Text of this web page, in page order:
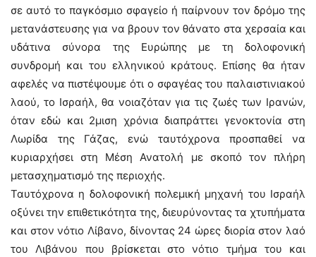
σε αυτό το παγκόσμιο σφαγείο ή παίρνουν τον δρόμο της
μετανάστευσης για να βρουν τον θάνατο στα χερσαία και
υδάτινα σύνορα της Ευρώπης με τη δολοφονική
συνδρομή και του ελληνικού κράτους. Επίσης θα ήταν
αφελές να πιστέψουμε ότι ο σφαγέας του παλαιστινιακού
λαού, το Ισραήλ, θα νοιαζόταν για τις ζωές των Ιρανών,
όταν εδώ και 2μιση χρόνια διαπράττει γενοκτονία στη
Λωρίδα της Γάζας, ενώ ταυτόχρονα προσπαθεί να
κυριαρχήσει στη Μέση Ανατολή με σκοπό τον πλήρη
μετασχηματισμό της περιοχής.
Ταυτόχρονα η δολοφονική πολεμική μηχανή του Ισραήλ
οξύνει την επιθετικότητα της, διευρύνοντας τα χτυπήματα
και στον νότιο Λίβανο, δίνοντας 24 ώρες διορία στον λαό
του Λιβάνου που βρίσκεται στο νότιο τμήμα του και